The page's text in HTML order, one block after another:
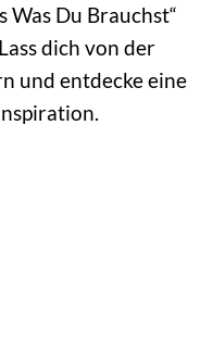
Was Du Brauchst“
dich von der
und entdecke eine